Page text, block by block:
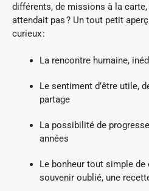
différents, de missions à la carte,
attendait pas ? Un tout petit
curieux :
La rencontre humaine,
Le sentiment d’être utile,
partage
La possibilité de
années
Le bonheur tout simple
souvenir oublié, une